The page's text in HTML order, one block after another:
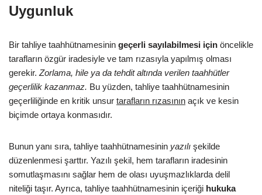
Uygunluk
Bir tahliye taahhütnamesinin geçerli sayılabilmesi için öncelikle
tarafların özgür iradesiyle ve tam rızasıyla yapılmış olması
gerekir. Zorlama, hile ya da tehdit altında verilen taahhütler
geçerlilik kazanmaz. Bu yüzden, tahliye taahhütnamesinin
geçerliliğinde en kritik unsur tarafların rızasının açık ve kesin
biçimde ortaya konmasıdır.
Bunun yanı sıra, tahliye taahhütnamesinin yazılı şekilde
düzenlenmesi şarttır. Yazılı şekil, hem tarafların iradesinin
somutlaşmasını sağlar hem de olası uyuşmazlıklarda delil
niteliği taşır. Ayrıca, tahliye taahhütnamesinin içeriği hukuka